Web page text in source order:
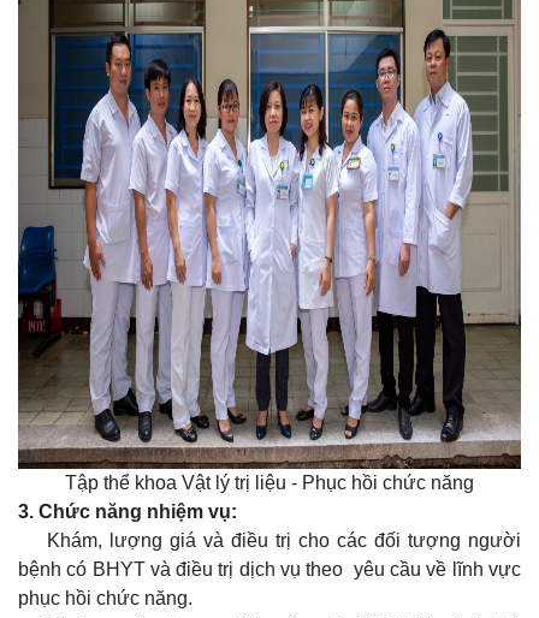
Tập thể khoa Vật lý trị liệu - Phục hồi chức năng
3. Chức năng nhiệm vụ:
Khám, lượng giá và điều trị cho các đối tượng người
bệnh có BHYT và điều trị dịch vụ theo yêu cầu về lĩnh vực